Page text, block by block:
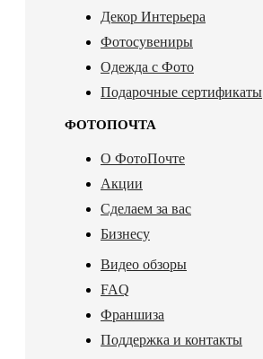
Декор Интерьера
Фотосувениры
Одежда с Фото
Подарочные сертификаты
ФОТОПОЧТА
О ФотоПочте
Акции
Сделаем за вас
Бизнесу
Видео обзоры
FAQ
Франшиза
Поддержка и контакты